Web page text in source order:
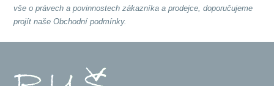
vše o právech a povinnostech zákazníka a prodejce, doporučujeme
projít naše Obchodní podmínky.